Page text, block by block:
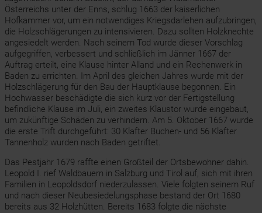
Österreichs unter der Enns, schlug 1663 der kaiserlichen
Hofkammer vor, um ein notwendiges Kriegsdarlehen aufzubringen,
die Holzschlägerungen zu intensivieren. Dazu sollten Holzknechte
angesiedelt werden. Nach seinem Tod wurde dieser Vorschlag
aufgegriffen, verbessert und schließlich im Jänner 1667 der
Auftrag erteilt, eine Klause hinter Alland und ein Rechenwerk in
Baden zu errichten. Im April des gleichen Jahres wurde mit der
Holzschlägerung für den Bau der Hauptklause begonnen. Ein
Hochwasser beschädigte die sich kurz vor der Fertigstellung
befindliche Klause im Juli, ein zweites Klaustor wurde eingebaut,
um zukünftige Schäden zu verhindern. Am 5. Oktober 1667 wurde
die erste Trift durchgeführt: 30 Klafter Buchen- und 56 Klafter
Tannenholz wurden nach Baden getriftet.
Das Pestjahr 1679 raffte einen Großteil der Ortsbewohner dahin.
Leopold I. rief Waldbauern in Salzburg und Tirol auf, sich mit ihren
Familien in Leopoldsdorf niederzulassen. Viele folgten seinem Ruf
und nach dieser Neubesiedelungsphase bestand der Ort 1680
bereits aus 32 Holzhütten. Bereits 1683 folgte die nächste